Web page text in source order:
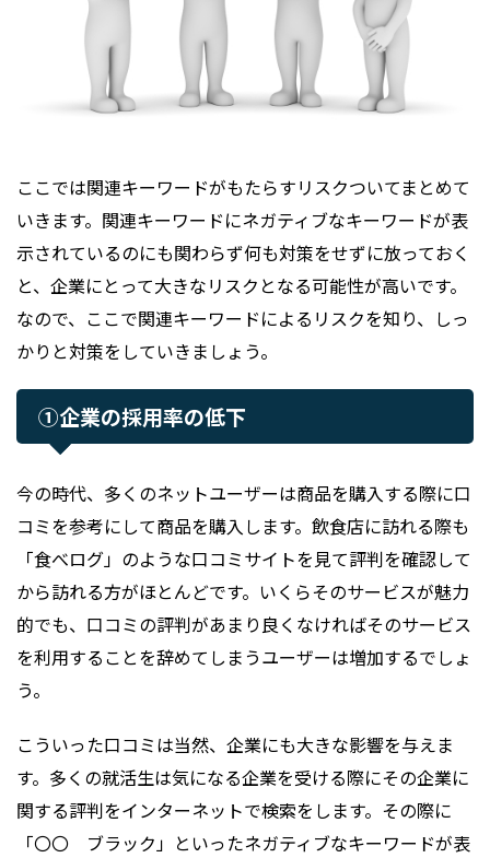
ここでは関連キーワードがもたらすリスクついてまとめて
いきます。関連キーワードにネガティブなキーワードが表
示されているのにも関わらず何も対策をせずに放っておく
と、企業にとって大きなリスクとなる可能性が高いです。
なので、ここで関連キーワードによるリスクを知り、しっ
かりと対策をしていきましょう。
①企業の採用率の低下
今の時代、多くのネットユーザーは商品を購入する際に口
コミを参考にして商品を購入します。飲食店に訪れる際も
「食べログ」のような口コミサイトを見て評判を確認して
から訪れる方がほとんどです。いくらそのサービスが魅力
的でも、口コミの評判があまり良くなければそのサービス
を利用することを辞めてしまうユーザーは増加するでしょ
う。
こういった口コミは当然、企業にも大きな影響を与えま
す。多くの就活生は気になる企業を受ける際にその企業に
関する評判をインターネットで検索をします。その際に
「〇〇 ブラック」といったネガティブなキーワードが表